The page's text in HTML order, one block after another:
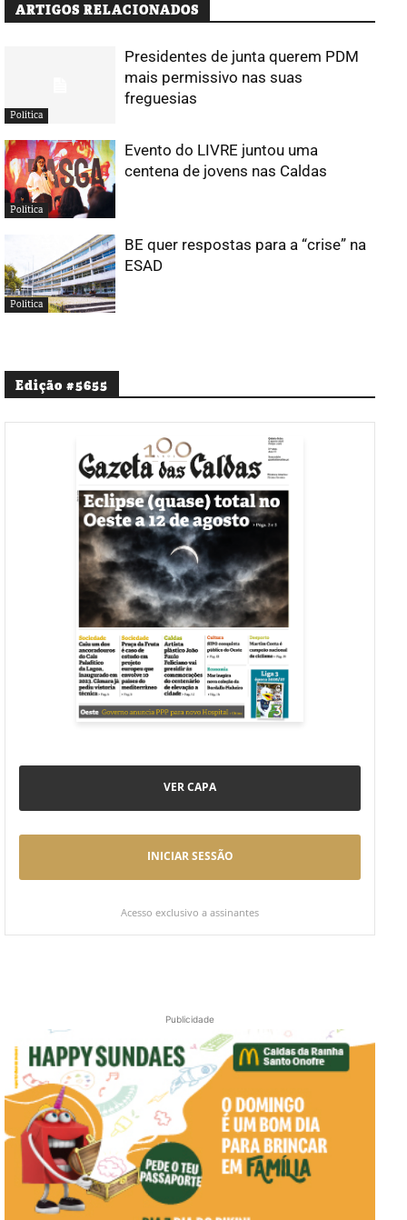
ARTIGOS RELACIONADOS
Política
Presidentes de junta querem PDM
mais permissivo nas suas
freguesias
Política
Evento do LIVRE juntou uma
centena de jovens nas Caldas
Política
BE quer respostas para a “crise” na
ESAD
Edição #5655
VER CAPA
INICIAR SESSÃO
Acesso exclusivo a assinantes
Publicidade